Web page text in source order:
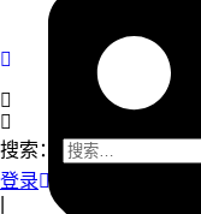
搜索：
登录